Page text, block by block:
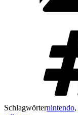
Schlagwörternintendo,